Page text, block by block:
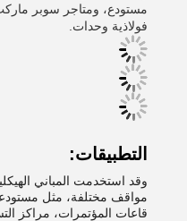
مستودع، ومتاجر سوبر
فولاذية وحدات.
التطبيقات:
وقد استخدمت المباني
مواقف مختلفة، مثل
قاعات المؤتمرات، مراكز